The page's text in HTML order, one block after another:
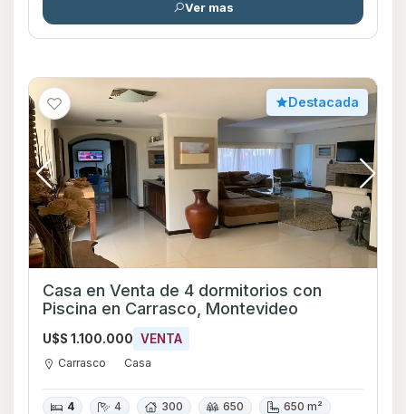
Ver mas
Destacada
Casa en Venta de 4 dormitorios con
Piscina en Carrasco, Montevideo
U$S 1.100.000 VENTA
Carrasco Casa
4 4 300 650
650 m²